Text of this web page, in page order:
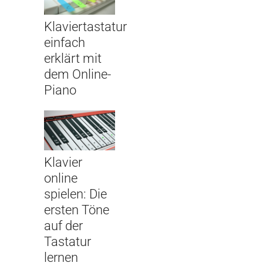
Klaviertastatur
einfach
erklärt mit
dem Online-
Piano
Klavier
online
spielen: Die
ersten Töne
auf der
Tastatur
lernen